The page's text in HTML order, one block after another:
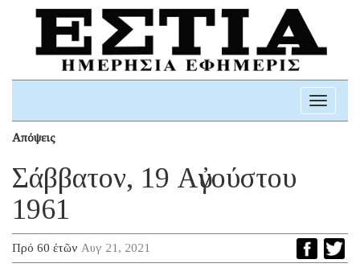
Toggle
Απόψεις
Σάββατον, 19 Αὐγούστου
1961
Πρό 60 ἐτῶν Αυγ 21, 2021